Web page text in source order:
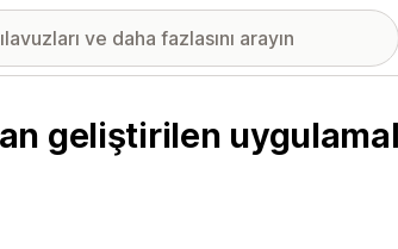
geliştirilen